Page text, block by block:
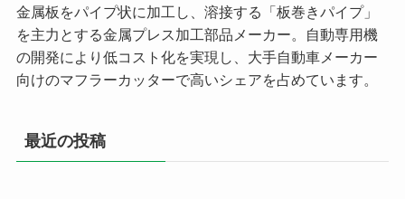
金属板をパイプ状に加工し、溶接する「板巻きパイプ」
を主力とする金属プレス加工部品メーカー。自動専用機
の開発により低コスト化を実現し、大手自動車メーカー
向けのマフラーカッターで高いシェアを占めています。
最近の投稿